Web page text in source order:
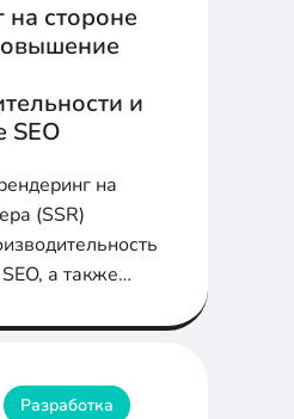
на стороне
и
SEO
на
(SSR)
а также
Разработка